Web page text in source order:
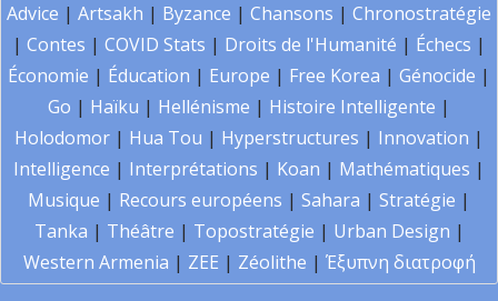
Advice | Artsakh | Byzance | Chansons | Chronostratégie
| Contes | COVID Stats | Droits de l'Humanité | Échecs |
Économie | Éducation | Europe | Free Korea | Génocide |
Go | Haïku | Hellénisme | Histoire Intelligente |
Holodomor | Hua Tou | Hyperstructures | Innovation |
Intelligence | Interprétations | Koan | Mathématiques |
Musique | Recours européens | Sahara | Stratégie |
Tanka | Théâtre | Topostratégie | Urban Design |
Western Armenia | ZEE | Zéolithe | Έξυπνη διατροφή